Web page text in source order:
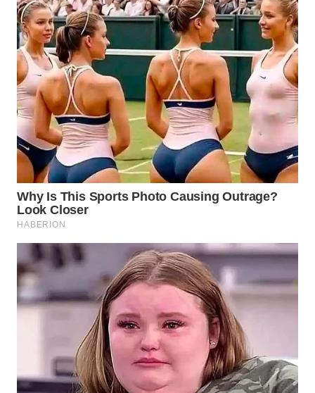
WN
BOROBUDUR
WN
MADURA
WN
SURABAYA
WN
NATUNA
WN
BINTAN
MANDALIKA
WN